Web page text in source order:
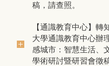
稿，請查照。
【通識教育中心】轉
大學通識教育中心辦
感城市：智慧生活、
學術研討暨研習會徵